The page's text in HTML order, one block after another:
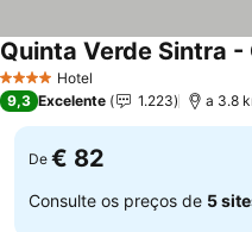
4 EstrelasHotel
Quinta Verde Sintra -
9,3 Excelente 1.223 a 3.8
De € 82
Consulte os preços de 5